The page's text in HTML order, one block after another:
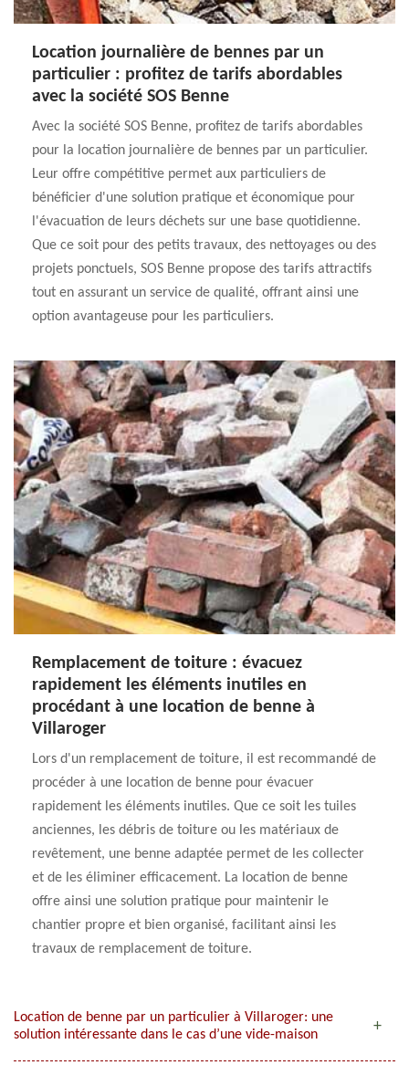
Location journalière de bennes par un
particulier : profitez de tarifs abordables
avec la société SOS Benne
Avec la société SOS Benne, profitez de tarifs abordables
pour la location journalière de bennes par un particulier.
Leur offre compétitive permet aux particuliers de
bénéficier d'une solution pratique et économique pour
l'évacuation de leurs déchets sur une base quotidienne.
Que ce soit pour des petits travaux, des nettoyages ou des
projets ponctuels, SOS Benne propose des tarifs attractifs
tout en assurant un service de qualité, offrant ainsi une
option avantageuse pour les particuliers.
Remplacement de toiture : évacuez
rapidement les éléments inutiles en
procédant à une location de benne à
Villaroger
Lors d'un remplacement de toiture, il est recommandé de
procéder à une location de benne pour évacuer
rapidement les éléments inutiles. Que ce soit les tuiles
anciennes, les débris de toiture ou les matériaux de
revêtement, une benne adaptée permet de les collecter
et de les éliminer efficacement. La location de benne
offre ainsi une solution pratique pour maintenir le
chantier propre et bien organisé, facilitant ainsi les
travaux de remplacement de toiture.
Location de benne par un particulier à Villaroger: une
solution intéressante dans le cas d’une vide-maison